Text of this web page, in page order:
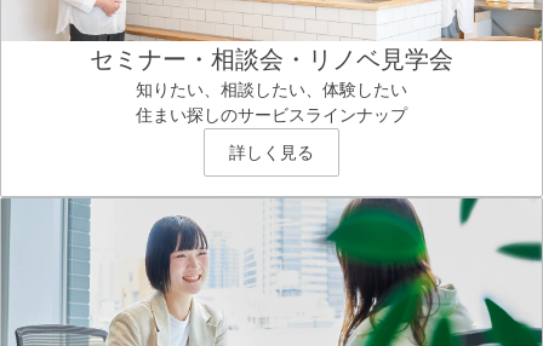
セミナー・相談会・リノベ見学会
知りたい、相談したい、体験したい
住まい探しのサービスラインナップ
詳しく見る